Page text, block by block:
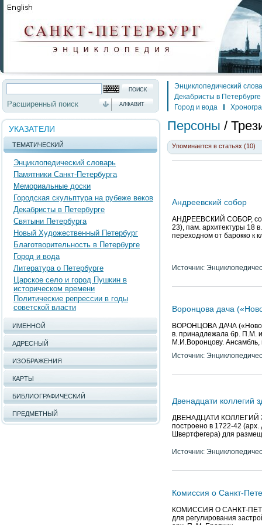
Расширенный поиск АЛФАВИТ
УКАЗАТЕЛИ
ТЕМАТИЧЕСКИЙ
Энциклопедический словарь
Памятники Санкт-Петербурга
Мемориальные доски
Городская скульптура на рубеже веков
Декабристы в Петербурге
Святыни Петербурга
Новый Художественный Петербург
Благотворительность в Петербурге
Город и вода
Литература о Петербурге
Царское село и город Пушкин в
историческом времени
Политические репрессии в годы
советской власти
ИМЕННОЙ
АДРЕСНЫЙ
ИЗОБРАЖЕНИЯ
КАРТЫ
БИБЛИОГРАФИЧЕСКИЙ
ПРЕДМЕТНЫЙ
Энциклопедический
Декабристы в Петербурге
Город и вода
Персоны /
Упоминается в статьях (10)
Андреевский собор
АНДРЕЕВСКИЙ СОБОР,
23), пам. архитектуры 18
переходном от барокко к
Источник:
Воронцова дача
ВОРОНЦОВА ДАЧА
в. принадлежала бр. П.М.
М.И.Воронцову.
Источник:
Двенадцати коллегий
ДВЕНАДЦАТИ КОЛЛЕГИЙ
построено в 1722-42
Швертфегера) для
Источник:
Комиссия о Санкт-
КОМИССИЯ О САНКТ-
для регулирования